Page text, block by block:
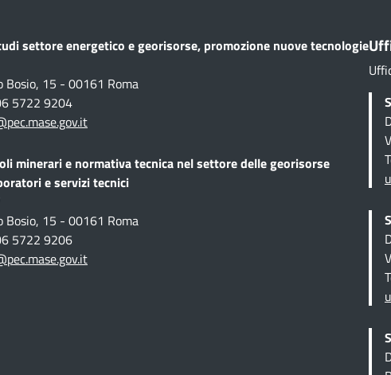
settore energetico e georisorse, promozione nuove tecnologie
Bosio, 15 - 00161 Roma
5722 9204
minerari e normativa tecnica nel settore delle georisorse
e servizi tecnici
Bosio, 15 - 00161 Roma
5722 9206